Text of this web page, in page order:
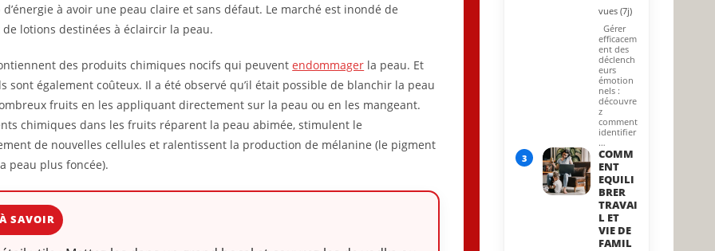
d’énergie à avoir une peau claire et sans défaut. Le marché est inondé de
de lotions destinées à éclaircir la peau.
des produits chimiques nocifs qui peuventendommager la peau. Et
sont également coûteux. Il a été observé qu’il était possible de blanchir la peau
fruits en les appliquant directement sur la peau ou en les mangeant.
chimiques dans les fruits réparent la peau abimée, stimulent le
de nouvelles cellules et ralentissent la production de mélanine (le pigment
peau plus foncée).
SAVOIR
vues (7j)
Gérer
efficacem
ent des
déclench
eurs
émotion
nels :
découvre
z
comment
identifier
…
3
COMM
ENT
EQUILI
BRER
TRAVAI
L ET
VIE DE
FAMIL